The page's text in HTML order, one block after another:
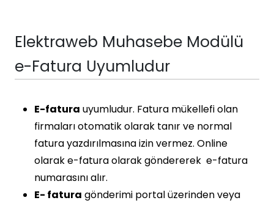
Elektraweb Muhasebe Modülü
e-Fatura Uyumludur
E-fatura uyumludur. Fatura mükellefi olan
firmaları otomatik olarak tanır ve normal
fatura yazdırılmasına izin vermez. Online
olarak e-fatura olarak göndererek e-fatura
numarasını alır.
E- fatura gönderimi portal üzerinden veya